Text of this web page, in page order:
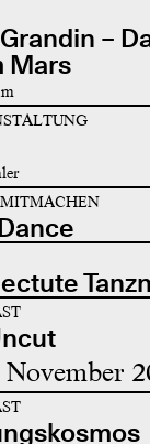
–
Mars
November